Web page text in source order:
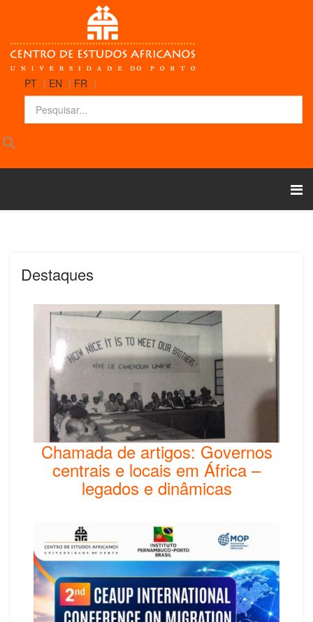
PT | EN | FR |
Destaques
Chamada de artigos: Governos
centrais e locais em África –
legados e dinâmicas